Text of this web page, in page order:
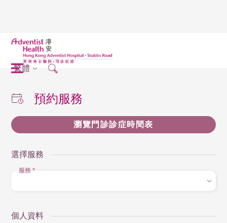
繁體
預約服務
瀏覽門診診症時間表
選擇服務
服務*
個人資料